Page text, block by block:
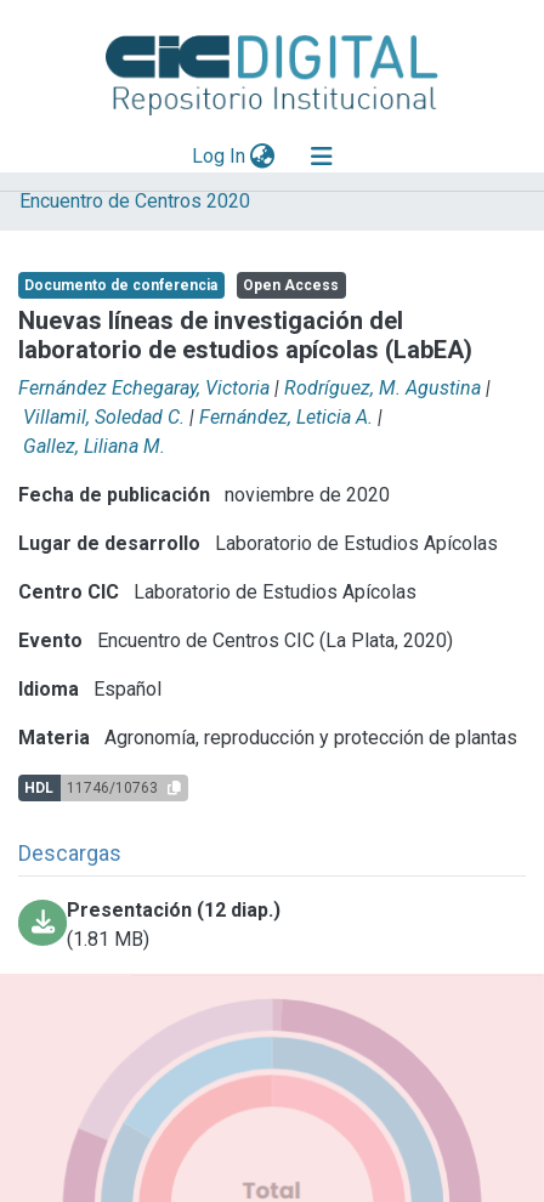
Log In(current)
Explorar
Aportar material
Statistics
Encuentro de Centros 2020
Documento de conferencia Open Access
Nuevas líneas de investigación del
laboratorio de estudios apícolas (LabEA)
Fernández Echegaray, Victoria | Rodríguez, M. Agustina |
Villamil, Soledad C. | Fernández, Leticia A. |
Gallez, Liliana M.
Fecha de publicación noviembre de 2020
Lugar de desarrollo Laboratorio de Estudios Apícolas
Centro CIC Laboratorio de Estudios Apícolas
Evento Encuentro de Centros CIC (La Plata, 2020)
Idioma Español
Materia Agronomía, reproducción y protección de plantas
HDL 11746/10763
Descargas
Presentación (12 diap.)
(1.81 MB)